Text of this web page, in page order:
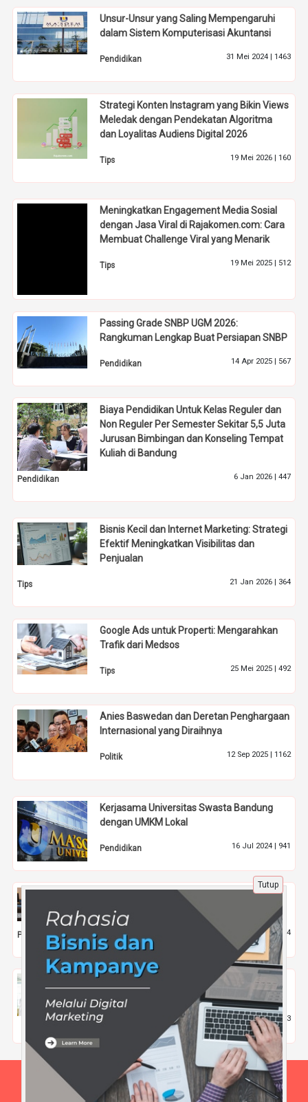
Unsur-Unsur yang Saling Mempengaruhi
dalam Sistem Komputerisasi Akuntansi
Pendidikan 31 Mei 2024 | 1463
Strategi Konten Instagram yang Bikin Views
Meledak dengan Pendekatan Algoritma
dan Loyalitas Audiens Digital 2026
Tips 19 Mei 2026 | 160
Meningkatkan Engagement Media Sosial
dengan Jasa Viral di Rajakomen.com: Cara
Membuat Challenge Viral yang Menarik
Tips 19 Mei 2025 | 512
Passing Grade SNBP UGM 2026:
Rangkuman Lengkap Buat Persiapan SNBP
Pendidikan 14 Apr 2025 | 567
Biaya Pendidikan Untuk Kelas Reguler dan
Non Reguler Per Semester Sekitar 5,5 Juta
Jurusan Bimbingan dan Konseling Tempat
Kuliah di Bandung
Pendidikan 6 Jan 2026 | 447
Bisnis Kecil dan Internet Marketing: Strategi
Efektif Meningkatkan Visibilitas dan
Penjualan
Tips 21 Jan 2026 | 364
Google Ads untuk Properti: Mengarahkan
Trafik dari Medsos
Tips 25 Mei 2025 | 492
Anies Baswedan dan Deretan Penghargaan
Internasional yang Diraihnya
Politik 12 Sep 2025 | 1162
Kerjasama Universitas Swasta Bandung
dengan UMKM Lokal
Pendidikan 16 Jul 2024 | 941
Kuliah Malam di Bandung Kelas Karyawan
Ma'soem University untuk Pekerja Sibuk
Pendidikan 11 Sep 2024 |964
Jalur Prestasi OSIS Masuk Kedokteran
Peluang yang Masih Jarang Disadari Siswa
Pendidikan 31 Des 2025 |413
Beranda Tentang Kami
Tutup